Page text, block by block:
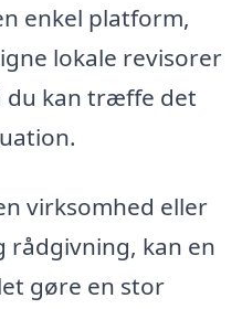
enkel platform,
lokale revisorer
du kan træffe det
virksomhed eller
kan en
gøre en stor